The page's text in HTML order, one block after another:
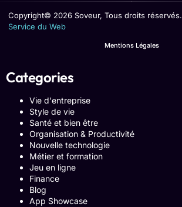
Copyright© 2026 Soveur, Tous droits réservés.
Service du Web
Mentions Légales
Categories
Vie d'entreprise
Style de vie
Santé et bien être
Organisation & Productivité
Nouvelle technologie
Métier et formation
Jeu en ligne
Finance
Blog
App Showcase